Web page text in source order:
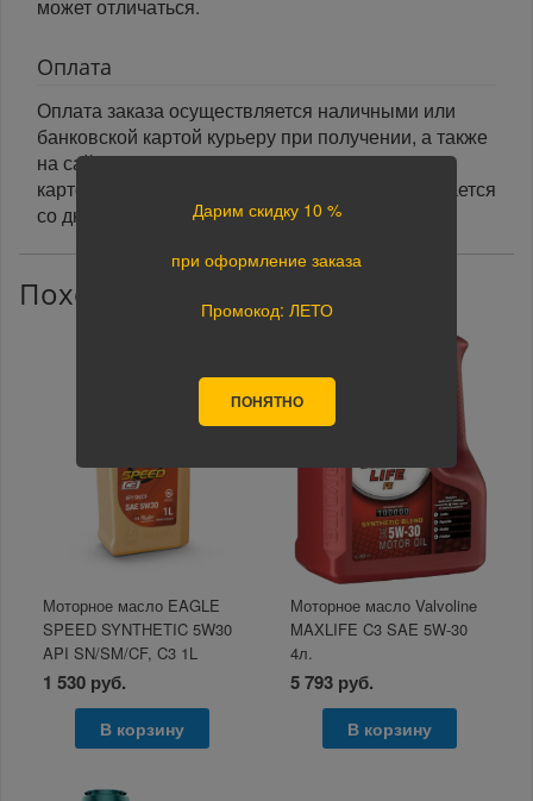
может отличаться.
Оплата
Оплата заказа осуществляется наличными или
банковской картой курьеру при получении, а также
на сайте при оформлении заказа. При оплате
картой на сайте указанный срок доставки считается
со дня поступления оплаты.
Похожие товары
Моторное масло EAGLE
SPEED SYNTHETIC 5W30
API SN/SM/CF, C3 1L
1 530 руб.
В корзину
Моторное масло Valvoline
MAXLIFE C3 SAE 5W-30
4л.
5 793 руб.
В корзину
Дарим скидку 10 %
при оформление заказа
Промокод: ЛЕТО
ПОНЯТНО